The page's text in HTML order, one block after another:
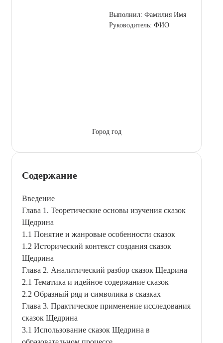
Выполнил: Фамилия Имя
Руководитель: ФИО
Город год
Содержание
Введение
Глава 1. Теоретические основы изучения сказок
Щедрина
1.1 Понятие и жанровые особенности сказок
1.2 Исторический контекст создания сказок
Щедрина
Глава 2. Аналитический разбор сказок Щедрина
2.1 Тематика и идейное содержание сказок
2.2 Образный ряд и символика в сказках
Глава 3. Практическое применение исследования
сказок Щедрина
3.1 Использование сказок Щедрина в